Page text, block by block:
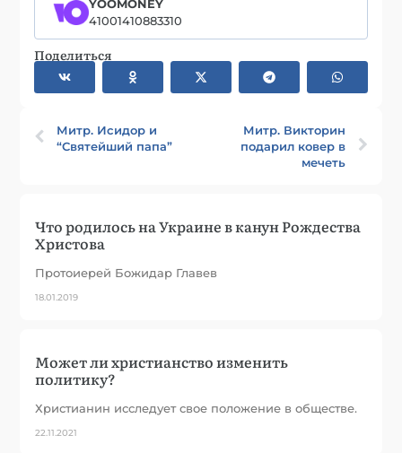
YOOMONEY
41001410883310
Поделиться
Митр. Исидор и
“Святейший папа”
Митр. Викторин
подарил ковер в
мечеть
Что родилось на Украине в канун Рождества
Христова
Протоиерей Божидар Главев
18.01.2019
Может ли христианство изменить
политику?
Христианин исследует свое положение в обществе.
22.11.2021